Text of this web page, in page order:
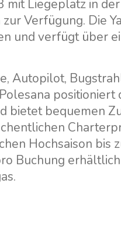
mit Liegeplatz in
Verfügung. Die
und verfügt über
Autopilot,
positioniert
bietet bequemen
Hochsaison bis
Buchung